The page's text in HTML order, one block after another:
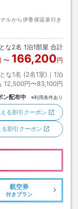
ルから伊香保温泉行き
な2名 1泊1部屋 合計
〜 166,200円
な1名 (2名1室)｜ 1泊
12,500円〜83,100円
ン配布中 ※利用条件あり
る割引クーポン
割引クーポン
航空券
付きプラン